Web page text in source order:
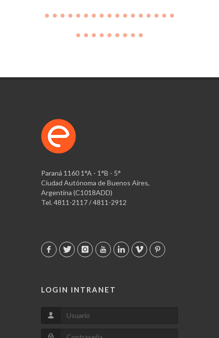
Paraná 1160 1°A - 1°B - 5°
Ciudad Autónoma de Buenos Aires,
Argentina (C1018ADD)
Tel. 4811-2117 / 4811-2912
LOGIN INTRANET